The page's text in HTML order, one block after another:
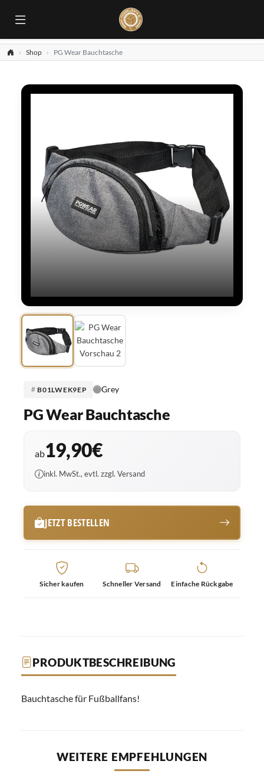
Shop PG Wear Bauchtasche
B01LWEK9EP Grey
PG Wear Bauchtasche
ab19,90€
inkl. MwSt., evtl. zzgl. Versand
JETZT BESTELLEN
Sicher kaufen Schneller Versand Einfache Rückgabe
PRODUKTBESCHREIBUNG
Bauchtasche für Fußballfans!
WEITERE EMPFEHLUNGEN